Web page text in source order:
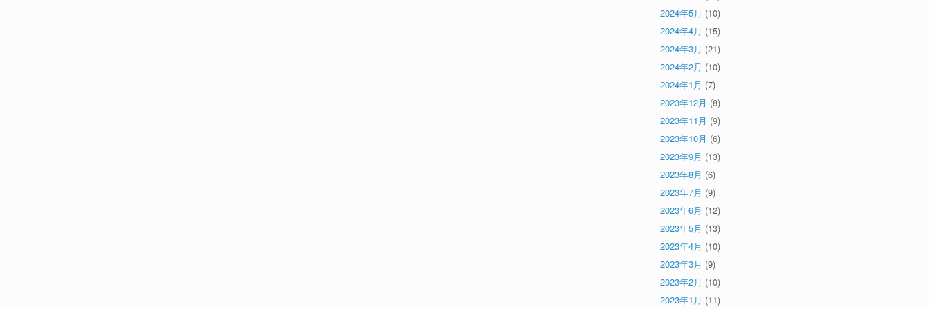
2024年5月 (10)
2024年4月 (15)
2024年3月 (21)
2024年2月 (10)
2024年1月 (7)
2023年12月 (8)
2023年11月 (9)
2023年10月 (6)
2023年9月 (13)
2023年8月 (6)
2023年7月 (9)
2023年6月 (12)
2023年5月 (13)
2023年4月 (10)
2023年3月 (9)
2023年2月 (10)
2023年1月 (11)